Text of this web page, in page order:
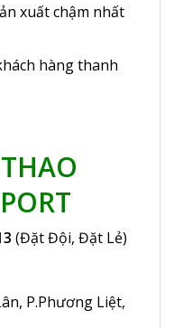
xuất chậm nhất
hàng thanh
(Đặt Đội, Đặt Lẻ)
, P.Phương Liệt,